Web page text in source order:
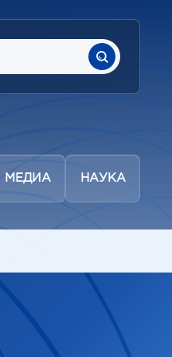
МЕДИА НАУКА